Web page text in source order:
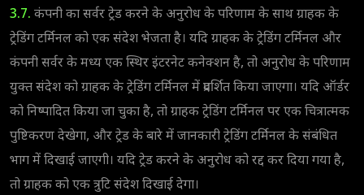
3.7. कंपनी का सर्वर ट्रेड करने के अनुरोध के परिणाम के साथ ग्राहक के
ट्रेडिंग टर्मिनल को एक संदेश भेजता है। यदि ग्राहक के ट्रेडिंग टर्मिनल और
कंपनी सर्वर के मध्य एक स्थिर इंटरनेट कनेक्शन है, तो अनुरोध के परिणाम
युक्त संदेश को ग्राहक के ट्रेडिंग टर्मिनल में प्रदर्शित किया जाएगा। यदि ऑर्डर
को निष्पादित किया जा चुका है, तो ग्राहक ट्रेडिंग टर्मिनल पर एक चित्रात्मक
पुष्टिकरण देखेगा, और ट्रेड के बारे में जानकारी ट्रेडिंग टर्मिनल के संबंधित
भाग में दिखाई जाएगी। यदि ट्रेड करने के अनुरोध को रद्द कर दिया गया है,
तो ग्राहक को एक त्रुटि संदेश दिखाई देगा।